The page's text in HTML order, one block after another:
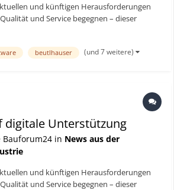
und künftigen Herausforderungen
und Service begegnen – dieser
Deshalb verwundert es nicht, dass
die 1926 als Ziegelei g...
beutlhauser (und 7 weitere)
digitale Unterstützung
in News aus der
und künftigen Herausforderungen
und Service begegnen – dieser